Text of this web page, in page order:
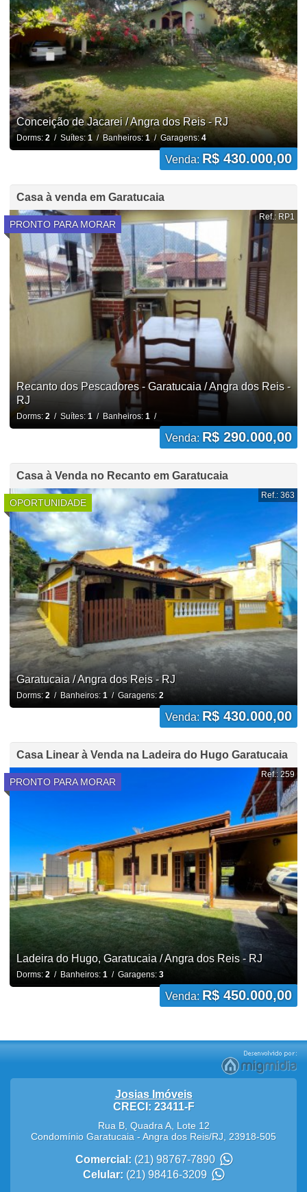
Conceição de Jacarei / Angra dos Reis - RJ
Dorms: 2/ Suítes: 1 / Banheiros:1 / Garagens: 4
Venda: R$ 430.000,00
Casa à venda em Garatucaia
PRONTO PARA MORAR
Ref.: RP1
Recanto dos Pescadores - Garatucaia / Angra dos Reis -
RJ
Dorms: 2/ Suítes: 1/ Banheiros: 1/
Venda: R$ 290.000,00
Casa à Venda no Recanto em Garatucaia
OPORTUNIDADE
Ref.: 363
Garatucaia / Angra dos Reis - RJ
Dorms: 2/ Banheiros: 1/ Garagens: 2
Venda: R$ 430.000,00
Casa Linear à Venda na Ladeira do Hugo Garatucaia
PRONTO PARA MORAR
Ref.: 259
Ladeira do Hugo, Garatucaia / Angra dos Reis - RJ
Dorms: 2/ Banheiros: 1 / Garagens: 3
Venda: R$ 450.000,00
Josias Imóveis
CRECI: 23411-F
Rua B, Quadra A, Lote 12
Condomínio Garatucaia -Angra dos Reis/RJ 23918-505
Comercial: (21) 98767-7890
Celular: (21) 98416-3209